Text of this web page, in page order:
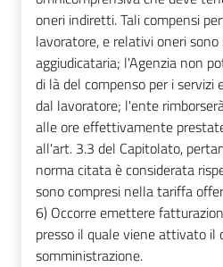
oneri indiretti. Tali compensi
lavoratore, e relativi oneri
aggiudicataria; l'Agenzia non
di là del compenso per i
dal lavoratore; l'ente
alle ore effettivamente
all'art. 3.3 del Capitolato,
norma citata è considerata
sono compresi nella tariffa
6) Occorre emettere
presso il quale viene attivato
somministrazione.